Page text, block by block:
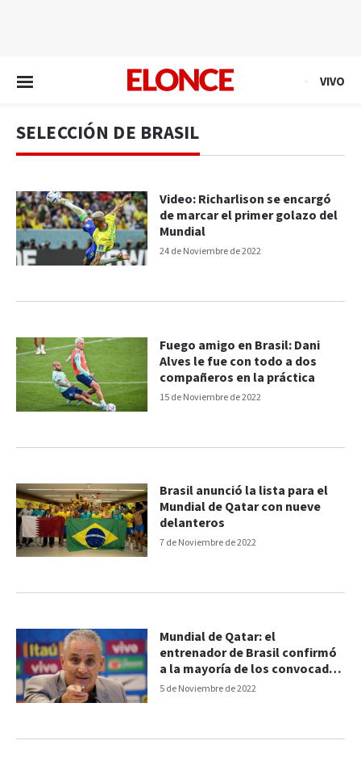
VIVO
SELECCIÓN DE BRASIL
24 de Noviembre de 2022
Video: Richarlison se encargó
de marcar el primer golazo del
Mundial
15 de Noviembre de 2022
Fuego amigo en Brasil: Dani
Alves le fue con todo a dos
compañeros en la práctica
7 de Noviembre de 2022
Brasil anunció la lista para el
Mundial de Qatar con nueve
delanteros
5 de Noviembre de 2022
Mundial de Qatar: el
entrenador de Brasil confirmó
a la mayoría de los convocados
finales